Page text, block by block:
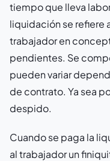
tiempo que lleva
liquidación se refiere
trabajador en
pendientes. Se
pueden variar
de contrato. Ya sea
despido.
Cuando se paga la
al trabajador un